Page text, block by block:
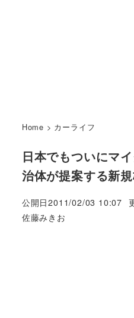
Home > カーライフ
日本でもついにマ
治体が提案する新
公開日2011/02/03 10:07
著
佐藤みきお